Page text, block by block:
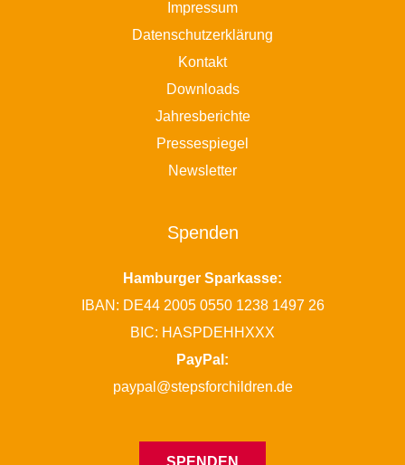
Impressum
Datenschutzerklärung
Kontakt
Downloads
Jahresberichte
Pressespiegel
Newsletter
Spenden
Hamburger Sparkasse:
IBAN: DE44 2005 0550 1238 1497 26
BIC: HASPDEHHXXX
PayPal:
paypal@stepsforchildren.de